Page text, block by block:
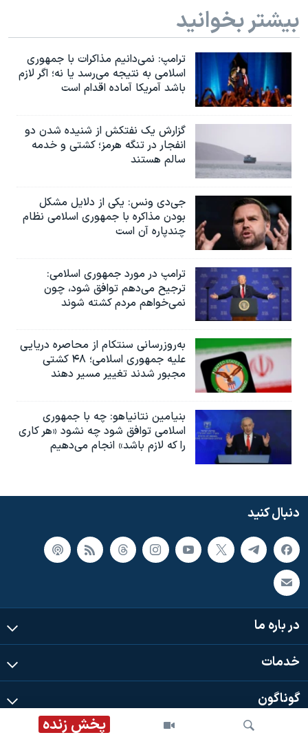
پخش زنده
بیشتر بخوانید
ترامپ: نمی‌دانیم مذاکرات با جمهوری
اسلامی به نتیجه می‌رسد یا نه؛ اگر لازم
باشد آمریکا آماده اقدام است
گزارش یک نفتکش از شنیده شدن دو
انفجار در تنگه هرمز؛ کشتی و خدمه
سالم هستند
جی‌دی ونس: یکی از دلایل مشکل
بودن مذاکره با جمهوری اسلامی نظام
چندپاره آن است
ترامپ در مورد جمهوری اسلامی:
ترجیح می‌دهم توافق شود، چون
نمی‌خواهم مردم کشته شوند
به‌روزرسانی سنتکام از محاصره دریایی
علیه جمهوری اسلامی؛ ۴۸ کشتی
مجبور شدند تغییر مسیر دهند
بنیامین نتانیاهو: چه با جمهوری
اسلامی توافق شود چه نشود «هر کاری
را که لازم باشد» انجام می‌دهیم
دنبال کنید
در باره ما
خدمات
گوناگون